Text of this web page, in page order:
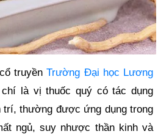
truyềnTrường Đại học Lương
là vị thuốc quý có tác dụng
thường được ứng dụng trong
ngủ, suy nhược thần kinh và